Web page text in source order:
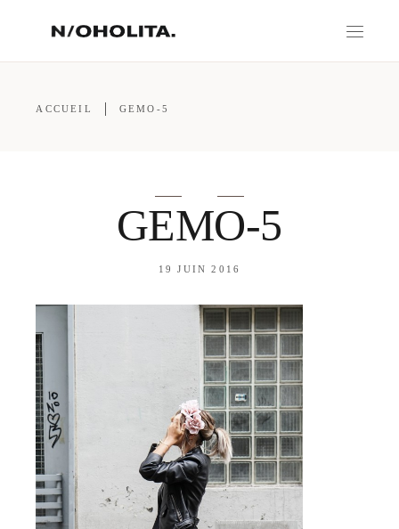
ACCUEIL GEMO-5
GEMO-5
19 JUIN 2016